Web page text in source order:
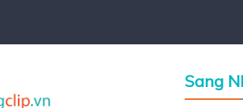
Sang